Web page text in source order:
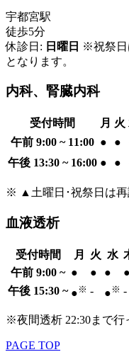
宇都宮駅
徒歩5分
休診日: 日曜日 ※祝祭日
となります。
内科、腎臓内科
受付時間 月 火
午前 9:00 ~ 11:00 ● ●
午後 13:30 ~ 16:00 ● ●
※ ▲土曜日･祝祭日は再
血液透析
受付時間 月 火 水
午前 9:00 ~ ● ● ● ●
午後 15:30 ~ ● ※ - ● ※ -
※夜間透析 22:30まで行
PAGE TOP